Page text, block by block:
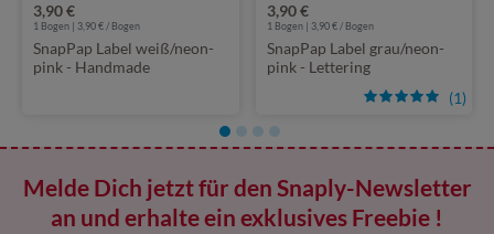
3,90 €
1 Bogen | 3,90 € / Bogen
SnapPap Label weiß/neon-
pink - Handmade
(1)
3,90 €
1 Bogen | 3,90 € / Bogen
SnapPap Label grau/neon-
pink - Lettering
Melde Dich jetzt für den Snaply-Newsletter
an und erhalte ein exklusives Freebie !